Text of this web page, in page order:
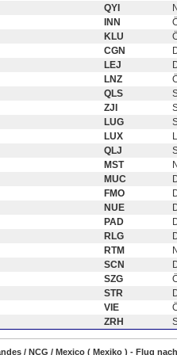
QYI
INN
KLU
CGN
LEJ
LNZ
QLS
ZJI
LUG
LUX
QLJ
MST
MUC
FMO
NUE
PAD
RLG
RTM
SCN
SZG
STR
VIE
ZRH
/ NCG / Mexico ( Mexiko ) - Flug